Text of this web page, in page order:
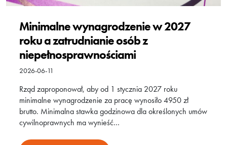
Minimalne wynagrodzenie w 2027
roku a zatrudnianie osób z
niepełnosprawnościami
2026-06-11
Rząd zaproponował, aby od 1 stycznia 2027 roku
minimalne wynagrodzenie za pracę wynosiło 4950 zł
brutto. Minimalna stawka godzinowa dla określonych umów
cywilnoprawnych ma wynieść…